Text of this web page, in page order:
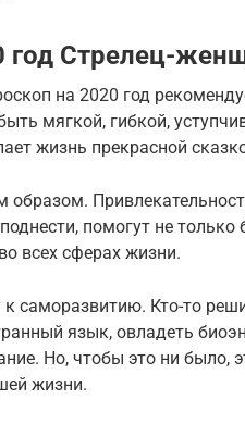
год Стрелец-
на 2020 год
мягкой, гибкой,
жизнь прекрасной
помогут не
всех сферах жизни.
к саморазвитию. Кто-то
язык, овладеть
Но, чтобы это ни было,
жизни.